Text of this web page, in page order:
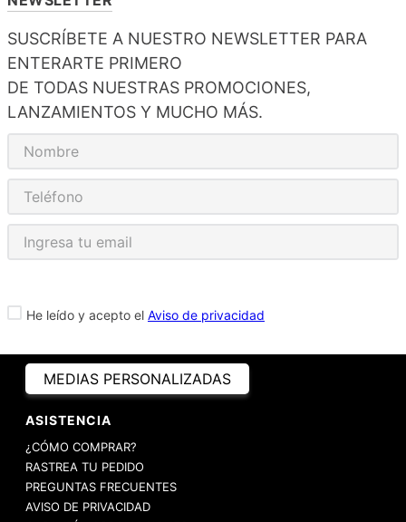
SUSCRÍBETE A NUESTRO NEWSLETTER PARA
ENTERARTE PRIMERO
DE TODAS NUESTRAS PROMOCIONES,
LANZAMIENTOS Y MUCHO MÁS.
He leído y acepto el Aviso de privacidad
MEDIAS PERSONALIZADAS
ASISTENCIA
¿CÓMO COMPRAR?
RASTREA TU PEDIDO
PREGUNTAS FRECUENTES
AVISO DE PRIVACIDAD